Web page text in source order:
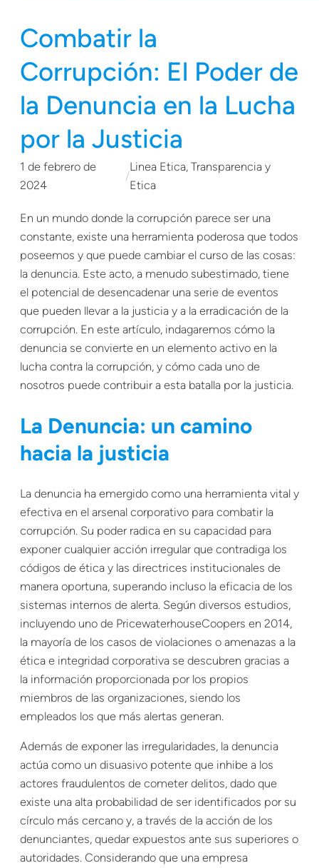
Combatir la
Corrupción: El Poder de
la Denuncia en la Lucha
por la Justicia
1 de febrero de
2024
/
Linea Etica, Transparencia y
Etica
En un mundo donde la corrupción parece ser una
constante, existe una herramienta poderosa que todos
poseemos y que puede cambiar el curso de las cosas:
la denuncia. Este acto, a menudo subestimado, tiene
el potencial de desencadenar una serie de eventos
que pueden llevar a la justicia y a la erradicación de la
corrupción. En este artículo, indagaremos cómo la
denuncia se convierte en un elemento activo en la
lucha contra la corrupción, y cómo cada uno de
nosotros puede contribuir a esta batalla por la justicia.
La Denuncia: un camino
hacia la justicia
La denuncia ha emergido como una herramienta vital y
efectiva en el arsenal corporativo para combatir la
corrupción. Su poder radica en su capacidad para
exponer cualquier acción irregular que contradiga los
códigos de ética y las directrices institucionales de
manera oportuna, superando incluso la eficacia de los
sistemas internos de alerta. Según diversos estudios,
incluyendo uno de PricewaterhouseCoopers en 2014,
la mayoría de los casos de violaciones o amenazas a la
ética e integridad corporativa se descubren gracias a
la información proporcionada por los propios
miembros de las organizaciones, siendo los
empleados los que más alertas generan.
Además de exponer las irregularidades, la denuncia
actúa como un disuasivo potente que inhibe a los
actores fraudulentos de cometer delitos, dado que
existe una alta probabilidad de ser identificados por su
círculo más cercano y, a través de la acción de los
denunciantes, quedar expuestos ante sus superiores o
autoridades. Considerando que una empresa